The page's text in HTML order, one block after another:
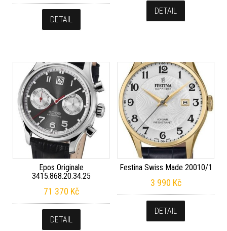
DETAIL
DETAIL
Epos Originale
3415.868.20.34.25
71 370 Kč
DETAIL
Festina Swiss Made 20010/1
3 990 Kč
DETAIL